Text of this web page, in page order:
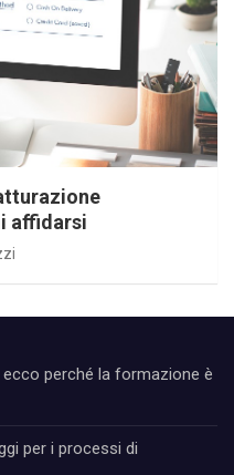
affidarsi
ecco perché la formazione è
per i processi di